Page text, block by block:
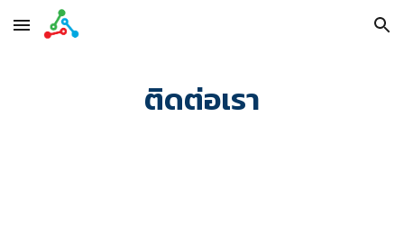
Skip to main content Skip to navigation
ติดต่อเรา